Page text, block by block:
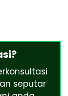
seputar